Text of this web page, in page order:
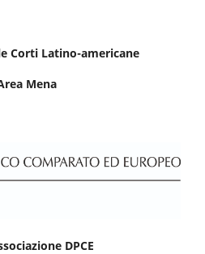
Corti Latino-americane
Mena
DPCE